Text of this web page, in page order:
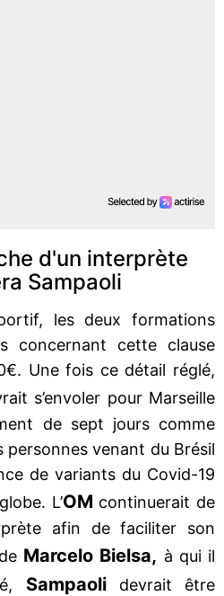
d'un interprète
Sampaoli
les deux formations
concernant cette clause
Une fois ce détail réglé,
s’envoler pour Marseille
de sept jours comme
personnes venant du Brésil
de variants du Covid-19
L’OM continuerait de
afin de faciliter son
Marcelo Bielsa, à qui il
Sampaolidevrait être